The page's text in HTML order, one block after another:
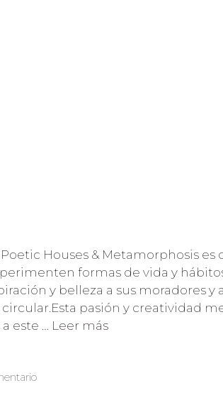
Houses & Metamorphosis es
formas de vida y
y belleza a sus moradores y
pasión y creatividad
este … Leer más